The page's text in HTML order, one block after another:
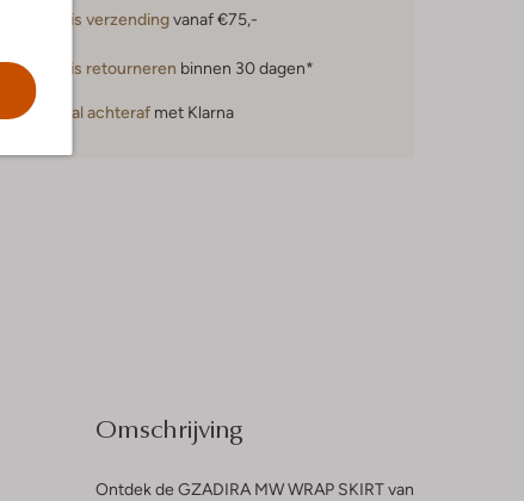
Gratis verzendingvanaf €75,-
Gratis retourneren binnen 30 dagen*
Betaal achteraf met Klarna
Omschrijving
Ontdek de GZADIRA MW WRAP SKIRT van